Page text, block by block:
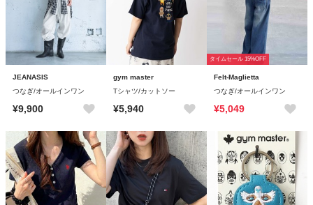
JEANASIS
つなぎ/オールインワン
¥9,900
gym master
Tシャツ/カットソー
¥5,940
タイムセール 15%OFF
Felt-Maglietta
つなぎ/オールインワン
¥5,049